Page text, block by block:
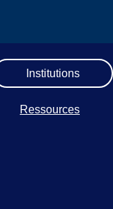
Institutions
Ressources